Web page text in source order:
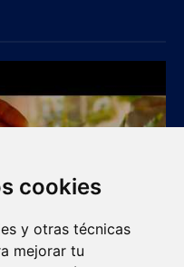
cookies
y otras técnicas
mejorar tu